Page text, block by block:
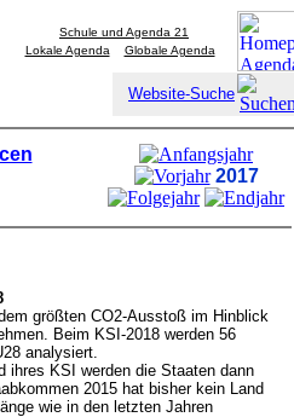
Schule und Agenda 21
Lokale Agenda
Globale Agenda
Website-Suche
2017
größten CO2-Ausstoß im Hinblick
Beim KSI-2018 werden 56
analysiert.
ihres KSI werden die Staaten dann
2015 hat bisher kein Land
wie in den letzten Jahren